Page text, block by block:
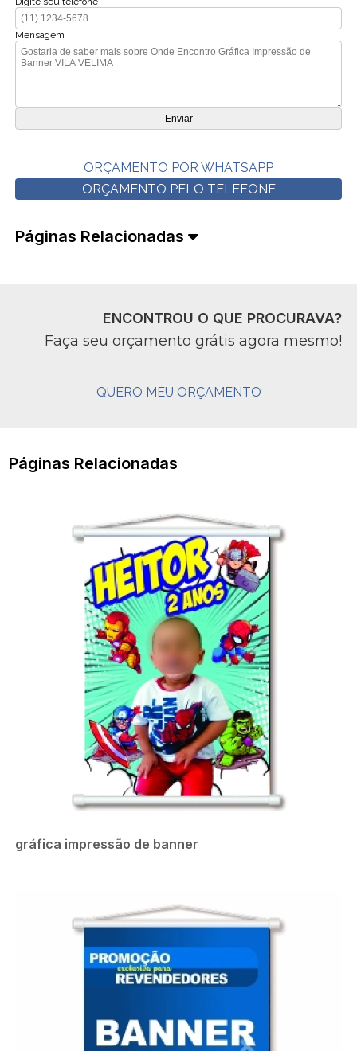
Mensagem
ORÇAMENTO POR WHATSAPP
ORÇAMENTO PELO TELEFONE
Páginas Relacionadas
ENCONTROU O QUE PROCURAVA?
Faça seu orçamento grátis agora mesmo!
QUERO MEU ORÇAMENTO
Páginas Relacionadas
gráfica impressão de banner